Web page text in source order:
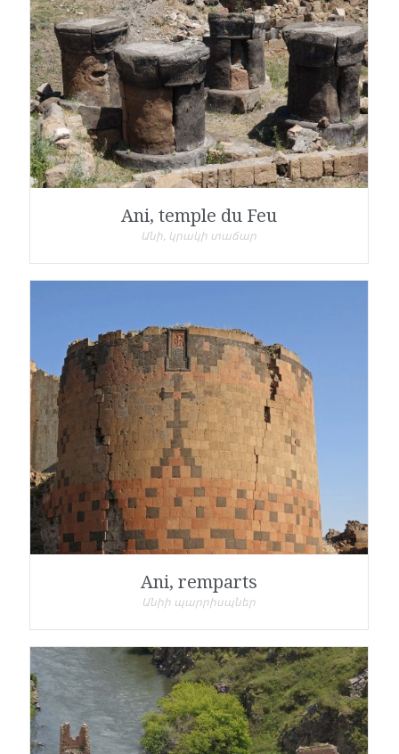
Ani, temple du Feu
Անի, կրակի տաճար
Ani, remparts
Անիի պարրիսպներ